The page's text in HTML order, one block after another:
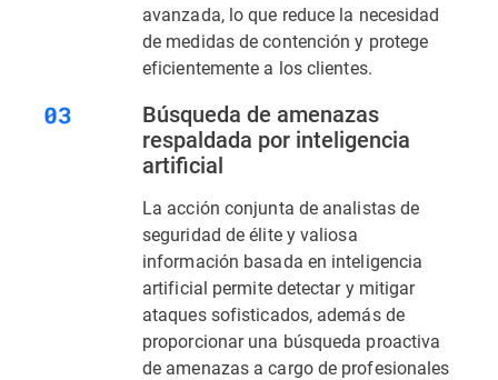
avanzada, lo que reduce la necesidad
de medidas de contención y protege
eficientemente a los clientes.
Búsqueda de amenazas
respaldada por inteligencia
artificial
La acción conjunta de analistas de
seguridad de élite y valiosa
información basada en inteligencia
artificial permite detectar y mitigar
ataques sofisticados, además de
proporcionar una búsqueda proactiva
de amenazas a cargo de profesionales